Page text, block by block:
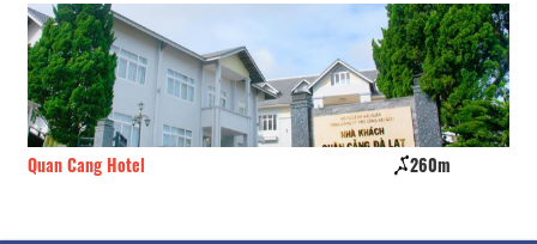
Quan Cang Hotel 260m